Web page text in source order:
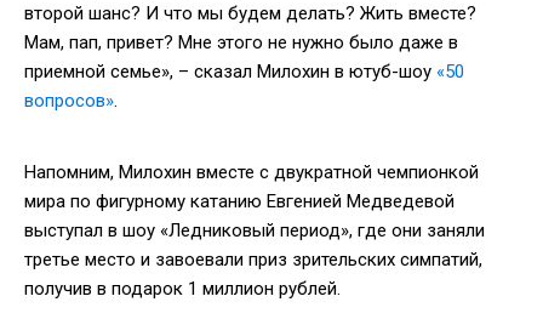
второй шанс? И что мы будем делать? Жить вместе?
Мам, пап, привет? Мне этого не нужно было даже в
приемной семье», – сказал Милохин в ютуб-шоу «50
вопросов».
Напомним, Милохин вместе с двукратной чемпионкой
мира по фигурному катанию Евгенией Медведевой
выступал в шоу «Ледниковый период», где они заняли
третье место и завоевали приз зрительских симпатий,
получив в подарок 1 миллион рублей.